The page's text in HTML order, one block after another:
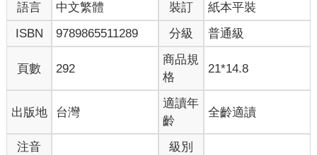
語言 中文繁體 裝訂
紙本平裝
ISBN
9789865511289 分級 普通級
頁數 292
商品規
格
21*14.8
出版地 台灣
適讀年
齡
全齡適讀
注音 級別